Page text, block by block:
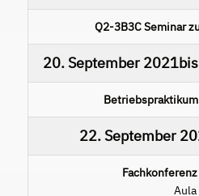
Q2-3B3C Seminar
20. September 2021bis
22. September
Aula